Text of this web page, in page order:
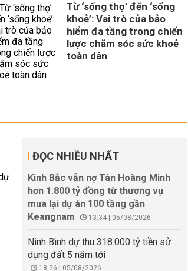
Từ ‘sống thọ’ đến ‘sống
khoẻ’: Vai trò của bảo
hiểm đa tầng trong chiến
lược chăm sóc sức khoẻ
toàn dân
ĐỌC NHIỀU NHẤT
Kinh Bắc vẫn nợ Tân Hoàng Minh
hơn 1.800 tỷ đồng từ thương vụ
mua lại dự án 100 tầng gần
Keangnam
13:34 | 05/08/2026
Ninh Bình dự thu 318.000 tỷ tiền sử
dụng đất 5 năm tới
18:26 | 05/08/2026